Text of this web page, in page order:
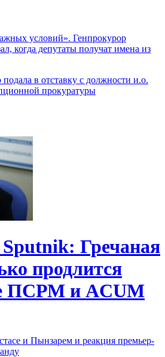
условий». Генпрокурор
когда депутаты получат имена из
в отставку с должности и.о.
прокуратуры
Гречаная
продлится
ПСРМ и ACUM
и Пынзарем и реакция премьер-